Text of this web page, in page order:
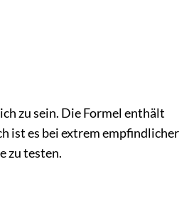
zu sein. Die Formel enthält
ist es bei extrem empfindlicher
zu testen.